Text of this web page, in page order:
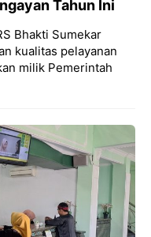
Tahun Ini
Bhakti Sumekar
kualitas pelayanan
milik Pemerintah